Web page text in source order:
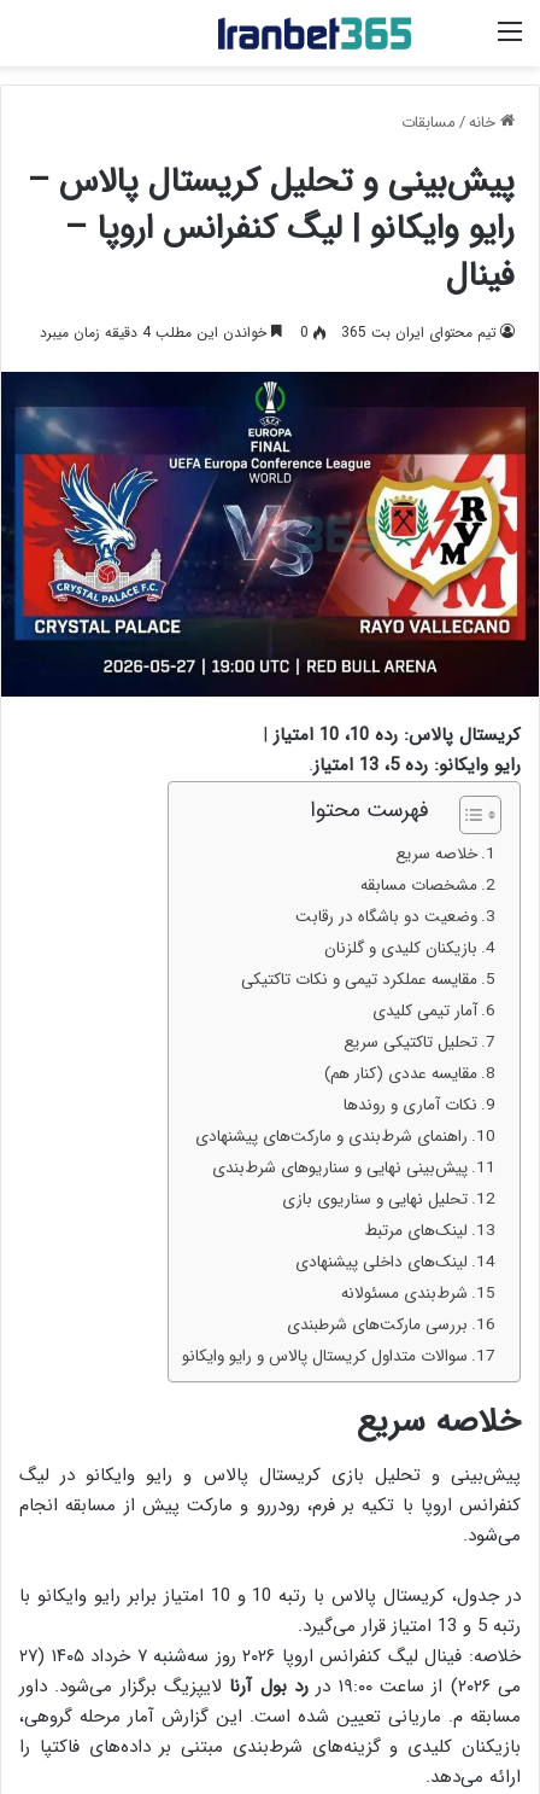
منو
خانه/مسابقات
پیش‌بینی و تحلیل کریستال پالاس –
رایو وایکانو | لیگ کنفرانس اروپا –
فینال
تیم محتوای ایران بت 365 0 خواندن این مطلب 4 دقیقه زمان میبرد
کریستال پالاس: رده 10، 10 امتیاز
|
رایو وایکانو: رده 5، 13 امتیاز
.
فهرست محتوا
خلاصه سریع
مشخصات مسابقه
وضعیت دو باشگاه در رقابت
بازیکنان کلیدی و گلزنان
مقایسه عملکرد تیمی و نکات تاکتیکی
آمار تیمی کلیدی
تحلیل تاکتیکی سریع
مقایسه عددی (کنار هم)
نکات آماری و روندها
راهنمای شرط‌بندی و مارکت‌های پیشنهادی
پیش‌بینی نهایی و سناریوهای شرط‌بندی
تحلیل نهایی و سناریوی بازی
لینک‌های مرتبط
لینک‌های داخلی پیشنهادی
شرط‌بندی مسئولانه
بررسی مارکت‌های شرطبندی
سوالات متداول کریستال پالاس و رایو وایکانو
خلاصه سریع
پیش‌بینی و تحلیل بازی کریستال پالاس و رایو وایکانو در لیگ
کنفرانس اروپا با تکیه بر فرم، رودررو و مارکت پیش از مسابقه انجام
می‌شود.
در جدول، کریستال پالاس با رتبه 10 و 10 امتیاز برابر رایو وایکانو با
رتبه 5 و 13 امتیاز قرار می‌گیرد.
خلاصه: فینال لیگ کنفرانس اروپا ۲۰۲۶ روز سه‌شنبه ۷ خرداد ۱۴۰۵ (۲۷
می ۲۰۲۶) از ساعت
۱۹:۰۰ در رد بول آرنا لایپزیگ برگزار می‌شود. داور
مسابقه م. ماریانی تعیین شده است. این گزارش آمار مرحله گروهی،
بازیکنان کلیدی و گزینه‌های شرط‌بندی مبتنی بر داده‌های فاکتپا را
ارائه می‌دهد.